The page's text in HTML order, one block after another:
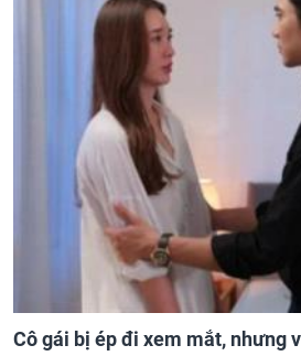
Cô gái bị ép đi xem mắt, nhưng